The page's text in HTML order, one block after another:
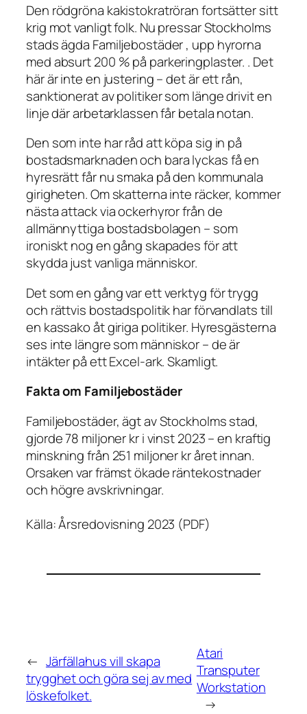
Den rödgröna kakistokratröran fortsätter sitt
krig mot vanligt folk. Nu pressar Stockholms
stads ägda Familjebostäder , upp hyrorna
med absurt 200 % på parkeringplaster. . Det
här är inte en justering – det är ett rån,
sanktionerat av politiker som länge drivit en
linje där arbetarklassen får betala notan.
Den som inte har råd att köpa sig in på
bostadsmarknaden och bara lyckas få en
hyresrätt får nu smaka på den kommunala
girigheten. Om skatterna inte räcker, kommer
nästa attack via ockerhyror från de
allmännyttiga bostadsbolagen – som
ironiskt nog en gång skapades för att
skydda just vanliga människor.
Det som en gång var ett verktyg för trygg
och rättvis bostadspolitik har förvandlats till
en kassako åt giriga politiker. Hyresgästerna
ses inte längre som människor – de är
intäkter på ett Excel-ark. Skamligt.
Fakta om Familjebostäder
Familjebostäder, ägt av Stockholms stad,
gjorde 78 miljoner kr i vinst 2023 – en kraftig
minskning från 251 miljoner kr året innan.
Orsaken var främst ökade räntekostnader
och högre avskrivningar.
Källa: Årsredovisning 2023 (PDF)
← Järfällahus vill skapa
trygghet och göra sej av med
löskefolket.
Atari
Transputer
Workstation
→